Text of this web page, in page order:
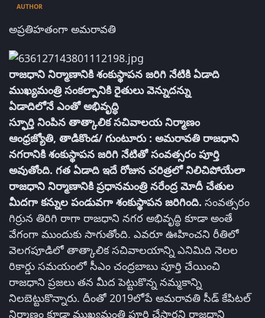
AUTHOR
అప్రతిహతంగా అమరావతి
రాజధాని నిర్మాణానికి శంకుస్థాపన జరిగి నేటికి ఏడాది
ముఖ్యమంత్రి సంకల్పానికి రైతులు వెన్నుదన్ను
ఏడాదిలోనే ఎంతో అభివృద్ధి
స్ఫూర్తి నింపిన తాత్కాలిక సచివాలయ నిర్మాణం
ఆంధ్రజ్యోతి, తాడికొండ/ గుంటూరు : అమరావతి రాజధాని
నగరానికి శంకుస్థాపన జరిగి నేటితో సంవత్సరం పూర్తి
అవుతోంది. గత ఏడాది ఇదే రోజున చరిత్రలో నిలిచిపోయేలా
రాజధాని నిర్మాణానికి ప్రధానమంత్రి నరేంద్ర మోదీ చేతుల
మీదగా కన్నుల పండువగా శంకుస్థాపన జరిగింది. సంవత్సరం
గిర్రున తిరిగి రాగా రాజధాని నగర అభివృద్ధి కూడా అంతే
వేగంగా ముందుకు సాగుతోంది. ఎవరూ ఊహించని రీతిలో
వెలగపూడిలో తాత్కాలిక సచివాలయాన్ని ఎనిమిది నెలల
రికార్డు సమయంలో సీఎం చంద్రబాబు పూర్తి చేయించి
రాజధాని ప్రజలు తన మీద పెట్టుకొన్న నమ్మకాన్ని
నిలబెట్టుకొన్నారు. దీంతో 2019లోపే అమరావతి సీడ్‌ కేపిటల్‌
నిర్మాణం కూడా ముఖ్యమంత్రి పూర్తి చేస్తారని రాజధాని